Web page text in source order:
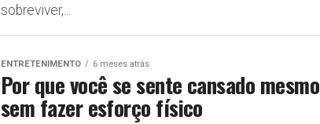
sobreviver,...
ENTRETENIMENTO 6 meses atrás
Por que você se sente cansado mesmo
sem fazer esforço físico